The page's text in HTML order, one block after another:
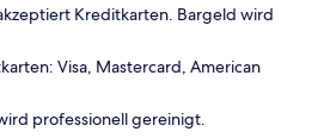
Kreditkarten. Bargeld wird
Visa, Mastercard, American
professionell gereinigt.